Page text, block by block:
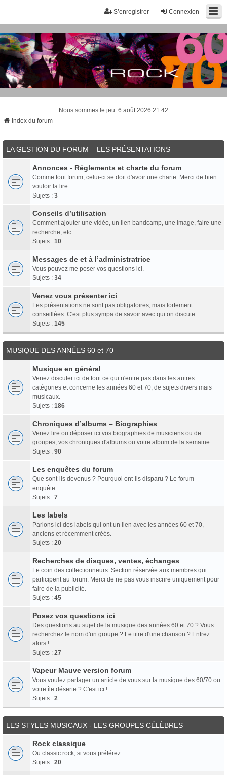
Connexion
S’enregistrer
Nous sommes le jeu. 6 août 2026 21:42
Index du forum
LA GESTION DU FORUM – LES PRÉSENTATIONS
Annonces - Réglements et charte du forum
Comme tout forum, celui-ci se doit d'avoir une charte. Merci de bien
vouloir la lire.
Sujets : 3
Conseils d’utilisation
Comment ajouter une vidéo, un lien bandcamp, une image, faire une
recherche, etc.
Sujets : 10
Messages de et à l’administratrice
Vous pouvez me poser vos questions ici.
Sujets : 34
Venez vous présenter ici
Les présentations ne sont pas obligatoires, mais fortement
conseillées. C'est plus sympa de savoir avec qui on discute.
Sujets : 145
MUSIQUE DES ANNÉES 60 et 70
Musique en général
Venez discuter ici de tout ce qui n'entre pas dans les autres
catégories et concerne les années 60 et 70, de sujets divers mais
musicaux.
Sujets : 186
Chroniques d’albums – Biographies
Venez lire ou déposer ici vos biographies de musiciens ou de
groupes, vos chroniques d'albums ou votre album de la semaine.
Sujets : 90
Les enquêtes du forum
Que sont-ils devenus ? Pourquoi ont-ils disparu ? Le forum
enquête...
Sujets : 7
Les labels
Parlons ici des labels qui ont un lien avec les années 60 et 70,
anciens et récemment créés.
Sujets : 20
Recherches de disques, ventes, échanges
Le coin des collectionneurs. Section réservée aux membres qui
participent au forum. Merci de ne pas vous inscrire uniquement pour
faire de la publicité.
Sujets : 45
Posez vos questions ici
Des questions au sujet de la musique des années 60 et 70 ? Vous
recherchez le nom d'un groupe ? Le titre d'une chanson ? Entrez
alors !
Sujets : 27
Vapeur Mauve version forum
Vous voulez partager un article de vous sur la musique des 60/70 ou
votre île déserte ? C'est ici !
Sujets : 2
LES STYLES MUSICAUX - LES GROUPES CÉLÈBRES
Rock classique
Ou classic rock, si vous préférez...
Sujets : 20